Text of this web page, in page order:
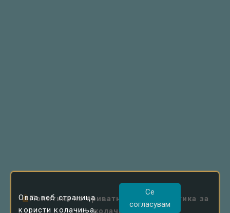
Политика на приватност
Политика за
колачиња
Оваа веб страница
користи колачиња,
Се
согласувам